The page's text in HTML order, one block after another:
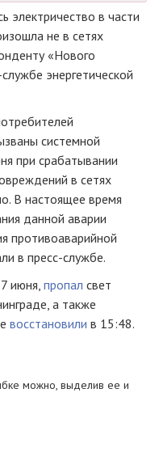
электричество в части
не в сетях
«Нового
энергетической
системной
при срабатывании
в сетях
В настоящее время
данной аварии
противоаварийной
в пресс-службе.
июня, пропал свет
а также
восстановили в 15:48.
можно, выделив ее и